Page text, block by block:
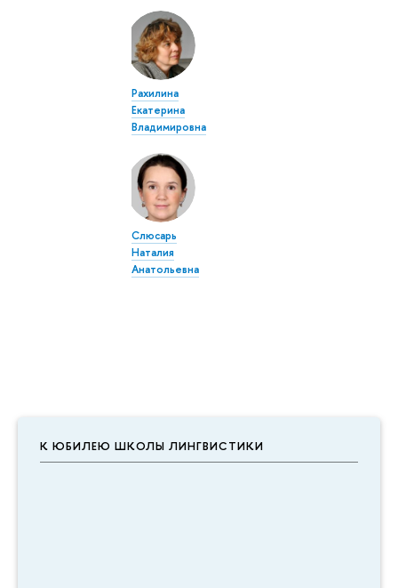
К ЮБИЛЕЮ ШКОЛЫ ЛИНГВИСТИКИ
Рахилина
Екатерина
Владимировна
Слюсарь
Наталия
Анатольевна